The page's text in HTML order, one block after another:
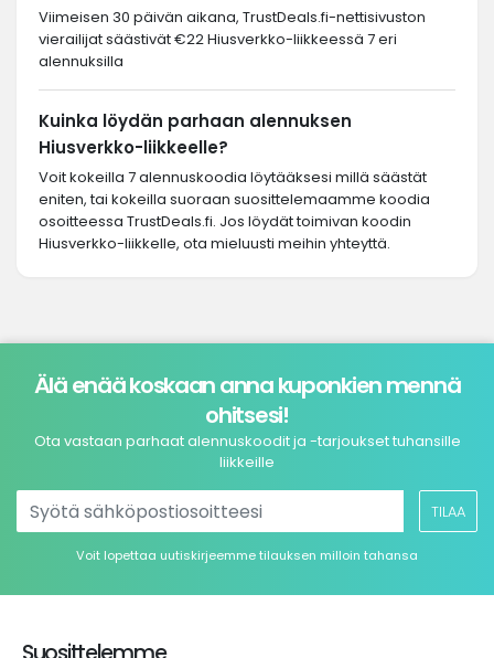
Viimeisen 30 päivän aikana, TrustDeals.fi-nettisivuston
vierailijat säästivät €22 Hiusverkko-liikkeessä 7 eri
alennuksilla
Kuinka löydän parhaan alennuksen
Hiusverkko-liikkeelle?
Voit kokeilla 7 alennuskoodia löytääksesi millä säästät
eniten, tai kokeilla suoraan suosittelemaamme koodia
osoitteessa TrustDeals.fi. Jos löydät toimivan koodin
Hiusverkko-liikkelle, ota mieluusti meihin yhteyttä.
Älä enää koskaan anna kuponkien mennä
ohitsesi!
Ota vastaan parhaat alennuskoodit ja -tarjoukset tuhansille
liikkeille
TILAA
Voit lopettaa uutiskirjeemme tilauksen milloin tahansa